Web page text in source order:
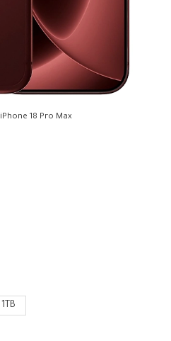
iPhone 18 Pro Max
1TB